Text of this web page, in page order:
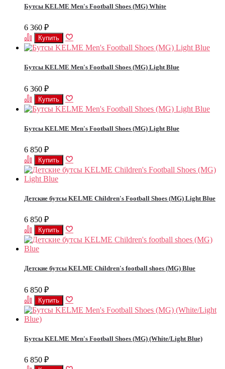
Бутсы KELME Men's Football Shoes (MG) White
6 360 ₽
Бутсы KELME Men's Football Shoes (MG) Light Blue
6 360 ₽
Бутсы KELME Men's Football Shoes (MG) Light Blue
6 850 ₽
Детские бутсы KELME Children's Football Shoes (MG) Light Blue
6 850 ₽
Детские бутсы KELME Children's football shoes (MG) Blue
6 850 ₽
Бутсы KELME Men's Football Shoes (MG) (White/Light Blue)
6 850 ₽